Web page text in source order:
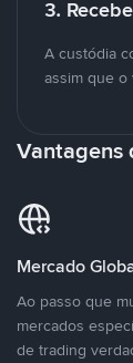
3.
A custódia
assim que
Vantagens
Mercado
Ao passo que
mercados
de trading